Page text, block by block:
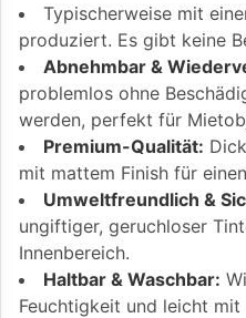
Typischerweise mit
produziert. Es gibt keine
Abnehmbar &
problemlos ohne
werden, perfekt für
Premium-Qualität:
mit mattem Finish für
Umweltfreundlich &
ungiftiger, geruchloser
Innenbereich.
Haltbar & Waschbar:
Feuchtigkeit und leicht